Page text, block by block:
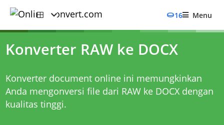
16 Menu
Konverter RAW ke DOCX
Konverter document online ini memungkinkan
Anda mengonversi file dari RAW ke DOCX dengan
kualitas tinggi.